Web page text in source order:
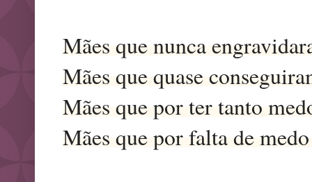
Mães que nunca
Mães que quase
Mães que por ter tanto
Mães que por falta de